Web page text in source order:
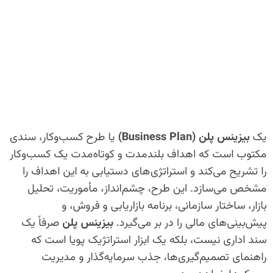
یک بیزینس پلن (Business Plan)
یا طرح کسب‌وکار، سندی
مکتوب است که اهداف بلندمدت و کوتاه‌مدت یک کسب‌وکار
را تشریح می‌کند و استراتژی‌های دستیابی به این اهداف را
مشخص می‌سازد. این طرح، چشم‌انداز، مأموریت، تحلیل
بازار، ساختار سازمانی، برنامه بازاریابی و فروش، و
پیش‌بینی‌های مالی را در بر می‌گیرد. بیزینس پلنصرفاً یک
سند اداری نیست، بلکه یک ابزار استراتژیک پویا است که
راهنمای تصمیم‌گیری‌ها، جذب سرمایه‌گذار و مدیریت